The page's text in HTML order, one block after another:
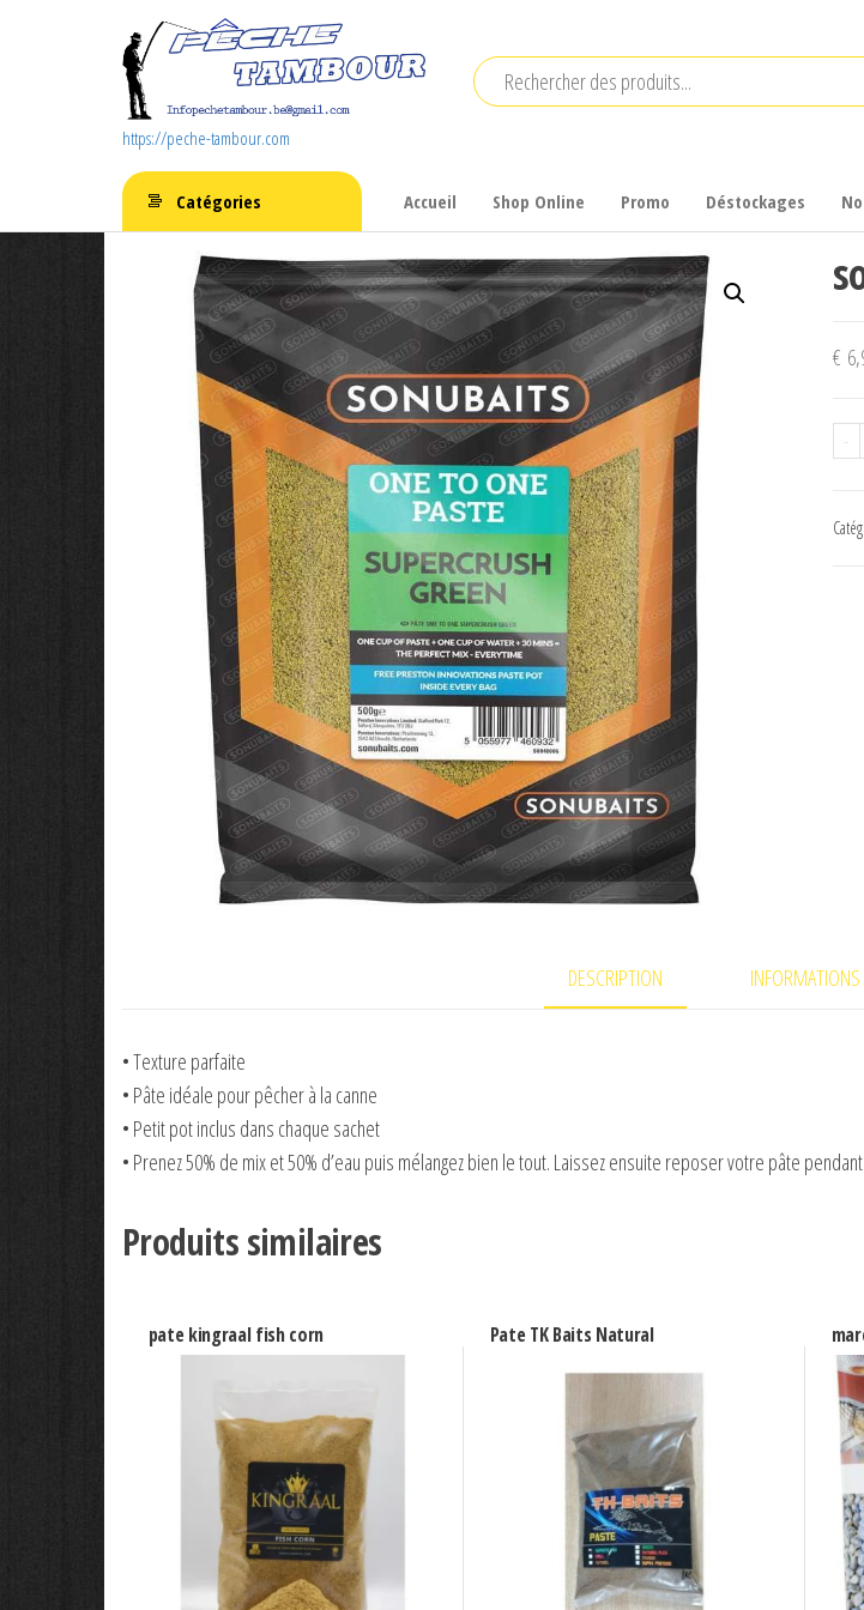
https://peche-tambour.com
Catégories Accueil Shop Online Promo Déstockages
€
-
DESCRIPTION
• Texture parfaite
• Pâte idéale pour pêcher à la canne
• Petit pot inclus dans chaque sachet
• Prenez 50% de mix et 50% d’eau puis mélangez bien le tout. Laissez ensuite reposer votre pâte
Produits similaires
pate kingraal fish corn Pate TK Baits Natural